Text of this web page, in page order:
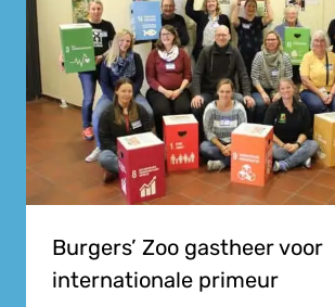
Burgers’ Zoo gastheer voor
internationale primeur